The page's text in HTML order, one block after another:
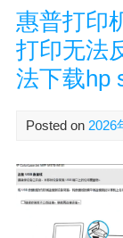
惠普打印
打印无法
法下载hp
Posted on 2026